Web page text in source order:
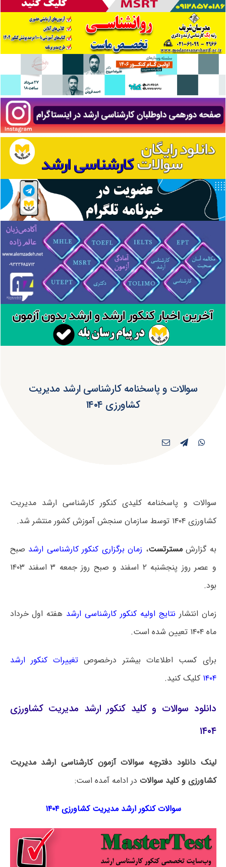
سوالات و پاسخنامه کارشناسی ارشد مدیریت
کشاورزی ۱۴۰۴
سوالات و پاسخنامه کلیدی کنکور کارشناسی ارشد مدیریت
کشاورزی ۱۴۰۴ توسط سازمان سنجش آموزش کشور منتشر شد.
به گزارشمسترتست، زمان برگزاری کنکور کارشناسی ارشد صبح
و عصر روز پنجشنبه ۲ اسفند و صبح روز جمعه ۳ اسفند ۱۴۰۳
بود.
زمان انتشار نتایج اولیه کنکور کارشناسی ارشد هفته اول خرداد
ماه ۱۴۰۴ تعیین شده است.
برای کسب اطلاعات بیشتر درخصوص تغییرات کنکور ارشد
۱۴۰۴ کلیک کنید.
دانلود سوالات و کلید کنکور ارشد مدیریت کشاورزی
۱۴۰۴
لینک دانلود دفترچه سوالات آزمون کارشناسی ارشد مدیریت
کشاورزی و کلید سوالات در ادامه آمده است:
سوالات کنکور ارشد مدیریت کشاورزی ۱۴۰۴